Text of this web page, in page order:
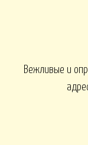
Вежливые и